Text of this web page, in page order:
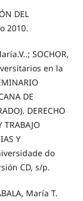
DEL
2010.
SOCHOR,
en la
DE
DERECHO
TRABAJO
Y
do
CD, s/p.
María T.